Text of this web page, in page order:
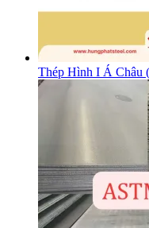
Thép Hình I Á Châu